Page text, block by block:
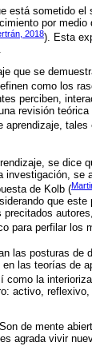
está sometido el
por medio
2018). Esta
que se
como los
perciben,
revisión
aprendizaje, tales
se dice
se
de Kolb (
que este
para perfilar los
las posturas de
las teorías de
la
activo,
de mente
agrada vivir